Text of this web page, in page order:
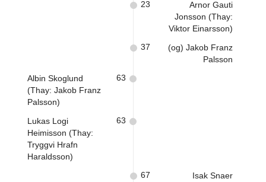
Arnor Gauti
Jonsson (Thay:
Viktor Einarsson)
23
(og) Jakob Franz
Palsson
37
Albin Skoglund
(Thay: Jakob Franz
Palsson)
63
Lukas Logi
Heimisson (Thay:
Tryggvi Hrafn
Haraldsson)
63
Isak Snaer
67